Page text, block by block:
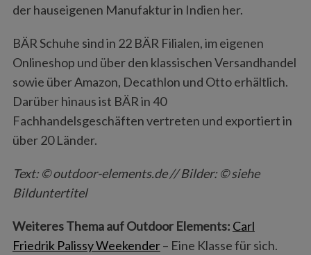
der hauseigenen Manufaktur in Indien her.
BÄR Schuhe sind in 22 BÄR Filialen, im eigenen
Onlineshop und über den klassischen Versandhandel
sowie über Amazon, Decathlon und Otto erhältlich.
Darüber hinaus ist BÄR in 40
Fachhandelsgeschäften vertreten und exportiert in
über 20 Länder.
Text: © outdoor-elements.de // Bilder: © siehe
Bilduntertitel
Weiteres Thema auf Outdoor Elements: Carl
Friedrik Palissy Weekender– Eine Klasse für sich.